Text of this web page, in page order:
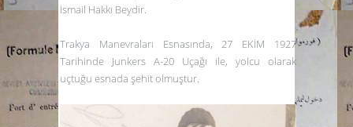
İsmail Hakkı Beydir.
Trakya Manevraları Esnasında, 27 EKİM 1927
Tarihinde Junkers A-20 Uçağı ile, yolcu olarak
uçtuğu esnada şehit olmuştur.